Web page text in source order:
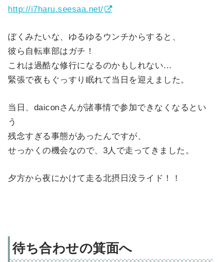
http://i7haru.seesaa.net/
ぼくみたいな、ゆるゆるウンチからすると、
彼ら自転車部はガチ！
これは過酷な修行になるのかもしれない…
緊張で夜もぐっすり眠れて当日を迎えました。
当日、daiconさんが諸事情で参加できなくなるとい
う
残念すぎる事態があったんですが、
せっかくの機会なので、3人で走ってきました。
夕方から夜にかけて走る北摂日没ライド！！
待ち合わせの箕面へ